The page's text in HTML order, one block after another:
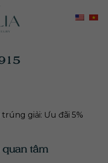
giải: Ưu đãi 5%
tâm